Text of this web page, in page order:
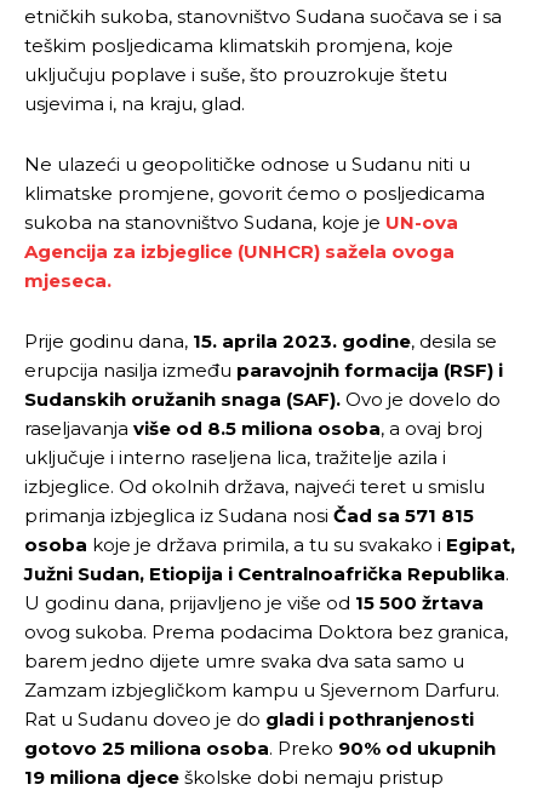
etničkih sukoba, stanovništvo Sudana suočava se i sa
teškim posljedicama klimatskih promjena, koje
uključuju poplave i suše, što prouzrokuje štetu
usjevima i, na kraju, glad.
Ne ulazeći u geopolitičke odnose u Sudanu niti u
klimatske promjene, govorit ćemo o posljedicama
sukoba na stanovništvo Sudana, koje je UN-ova
Agencija za izbjeglice (UNHCR) sažela ovoga
mjeseca.
Prije godinu dana, 15. aprila 2023. godine, desila se
erupcija nasilja između paravojnih formacija (RSF) i
Sudanskih oružanih snaga (SAF). Ovo je dovelo do
raseljavanja više od 8.5 miliona osoba, a ovaj broj
uključuje i interno raseljena lica, tražitelje azila i
izbjeglice. Od okolnih država, najveći teret u smislu
primanja izbjeglica iz Sudana nosi Čad sa 571 815
osoba koje je država primila, a tu su svakako i Egipat,
Južni Sudan, Etiopija i Centralnoafrička Republika.
U godinu dana, prijavljeno je više od 15 500 žrtava
ovog sukoba. Prema podacima Doktora bez granica,
barem jedno dijete umre svaka dva sata samo u
Zamzam izbjegličkom kampu u Sjevernom Darfuru.
Rat u Sudanu doveo je do gladi i pothranjenosti
gotovo 25 miliona osoba. Preko 90% od ukupnih
19 miliona djece školske dobi nemaju pristup